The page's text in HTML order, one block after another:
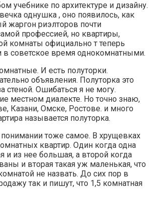
учебнике по архитектуре и дизайну.
однушка , оно появилось, как
жаргон риэлторов почти
профессией, но квартиры,
комнаты официально т теперь
в советское время однокомнатными.
И есть полуторки.
объявления. Полуторка это
стеной. Ошибаться я не могу.
местном диалекте. Но точно знаю,
Казани, Омске, Ростове. и много
называется полуторка.
тоже самое. В хрущевках
квартир. Один когда одна
и из нее большая, а второй когда
и вторая такая уж маленькая, что
не назвать. До сих пор в
так и пишут, что 1,5 комнатная